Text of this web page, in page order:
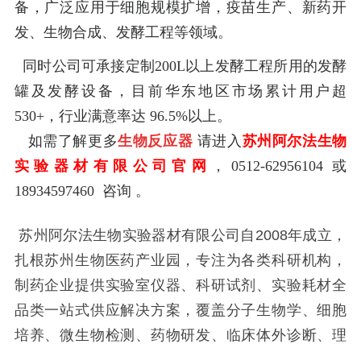
备，广泛应用于细胞规模扩增，疫苗生产、新药开
发、生物合成、发酵工程等领域。
同时公司可承接定制200L以上发酵工程所用的发酵
罐及发酵设备，目前华东地区市场累计用户超
530+，行业满意率达 96.5%以上。
如需了解更多生物反应器 请进入 苏州阿尔法生物
实验器材有限公司官网
，0512-62956104 或
18934597460 咨询 。
苏州阿尔法生物实验器材有限公司自2008年成立，
扎根苏州生物医药产业园，专注为各类科研机构，
制药企业提供实验室仪器、科研试剂、实验耗材全
品类一站式供应解决方案，覆盖分子生物学、细胞
培养、微生物检测、药物研发、临床体外诊断、理